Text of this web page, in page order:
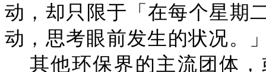
动，却只限于「在每个星期
动，思考眼前发生的状况。
其他环保界的主流团体